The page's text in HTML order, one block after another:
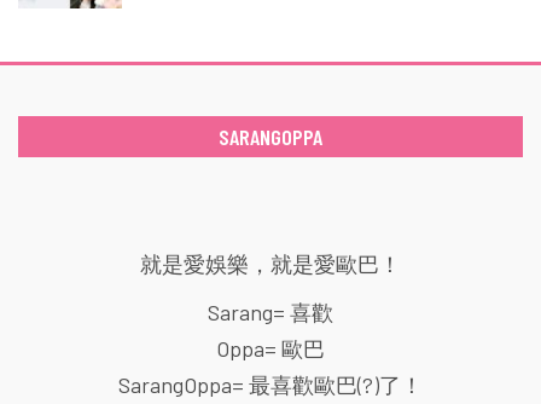
SARANGOPPA
就是愛娛樂，就是愛歐巴！
Sarang= 喜歡
Oppa= 歐巴
SarangOppa= 最喜歡歐巴(?)了！